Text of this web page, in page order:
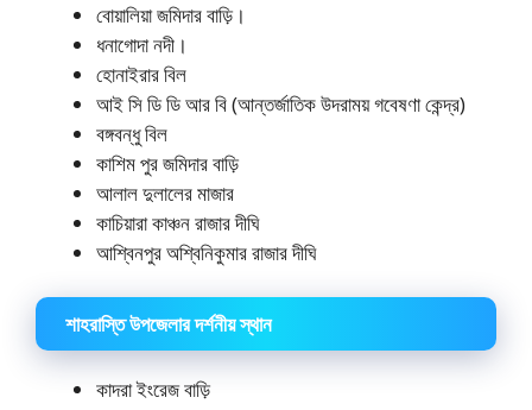
বোয়ালিয়া জমিদার বাড়ি।
ধনাগোদা নদী।
হোনাইরার বিল
আই সি ডি ডি আর বি (আন্তর্জাতিক উদরাময় গবেষণা কেন্দ্র)
বঙ্গবন্ধু বিল
কাশিম পুর জমিদার বাড়ি
আলাল দুলালের মাজার
কাচিয়ারা কাঞ্চন রাজার দীঘি
আশ্বিনপুর অশ্বিনিকুমার রাজার দীঘি
শাহরাস্তি উপজেলার দর্শনীয় স্থান
কাদরা ইংরেজ বাড়ি